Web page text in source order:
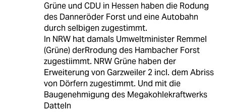
Grüne und CDU in Hessen haben die Rodung
des Danneröder Forst und eine Autobahn
durch selbigen zugestimmt.
In NRW hat damals Umweltminister Remmel
(Grüne) derRrodung des Hambacher Forst
zugestiimmt. NRW Grüne haben der
Erweiterung von Garzweiler 2 incl. dem Abriss
von Dörfern zugestimmt. Und mit die
Baugenehmigung des Megakohlekraftwerks
Datteln